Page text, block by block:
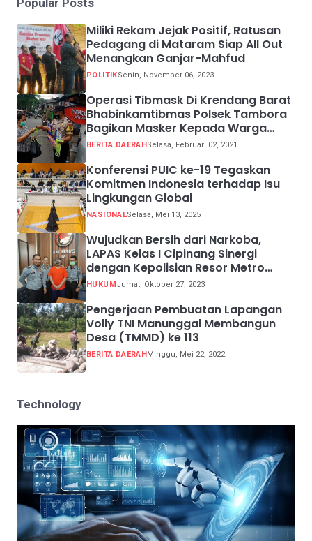
Miliki Rekam Jejak Positif, Ratusan
Pedagang di Mataram Siap All Out
Menangkan Ganjar-Mahfud
POLITIKSenin, November 06, 2023
Operasi Tibmask Di Krendang Barat
Bhabinkamtibmas Polsek Tambora
Bagikan Masker Kepada Warga
Pelanggar Prokes
BERITA DAERAHSelasa, Februari 02, 2021
Konferensi PUIC ke-19 Tegaskan
Komitmen Indonesia terhadap Isu
Lingkungan Global
NASIONALSelasa, Mei 13, 2025
Wujudkan Bersih dari Narkoba,
LAPAS Kelas I Cipinang Sinergi
dengan Kepolisian Resor Metro
Jakarta Barat
HUKUMJumat, Oktober 27, 2023
Pengerjaan Pembuatan Lapangan
Volly TNI Manunggal Membangun
Desa (TMMD) ke 113
BERITA DAERAHMinggu, Mei 22, 2022
Technology